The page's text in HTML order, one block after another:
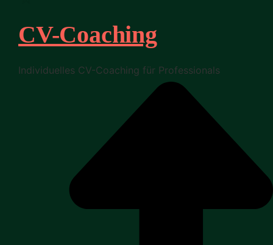
CV-Coaching
Individuelles CV-Coaching für Professionals